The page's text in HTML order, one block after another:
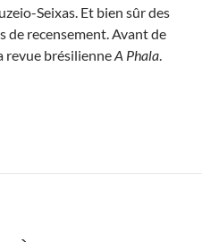
Seixas. Et bien sûr des
de recensement. Avant de
revue brésilienneA Phala.
2017